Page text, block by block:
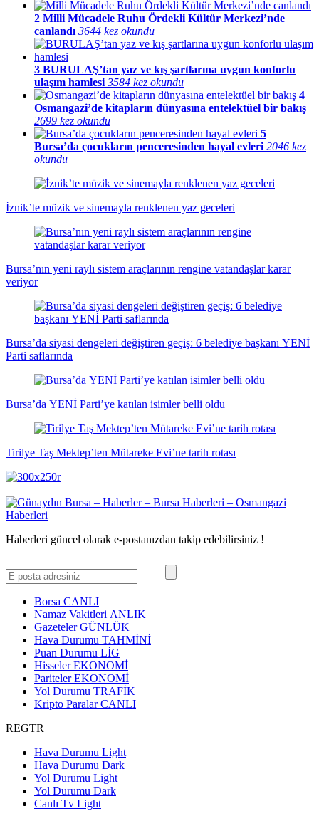
2 Milli Mücadele Ruhu Ördekli Kültür Merkezi’nde
canlandı 3644 kez okundu
3 BURULAŞ’tan yaz ve kış şartlarına uygun konforlu
ulaşım hamlesi 3584 kez okundu
4
Osmangazi’de kitapların dünyasına entelektüel bir bakış
2699 kez okundu
5
Bursa’da çocukların penceresinden hayal evleri 2046 kez
okundu
İznik’te müzik ve sinemayla renklenen yaz geceleri
Bursa’nın yeni raylı sistem araçlarının rengine vatandaşlar karar
veriyor
Bursa’da siyasi dengeleri değiştiren geçiş: 6 belediye başkanı YENİ
Parti saflarında
Bursa’da YENİ Parti’ye katılan isimler belli oldu
Tirilye Taş Mektep’ten Mütareke Evi’ne tarih rotası
Haberleri güncel olarak e-postanızdan takip edebilirsiniz !
Borsa CANLI
Namaz Vakitleri ANLIK
GazetelerGÜNLÜK
Hava Durumu TAHMİNİ
Puan Durumu LİG
HisselerEKONOMİ
ParitelerEKONOMİ
Yol Durumu TRAFİK
Kripto ParalarCANLI
REGTR
Hava Durumu Light
Hava Durumu Dark
Yol Durumu Light
Yol Durumu Dark
Canlı Tv Light